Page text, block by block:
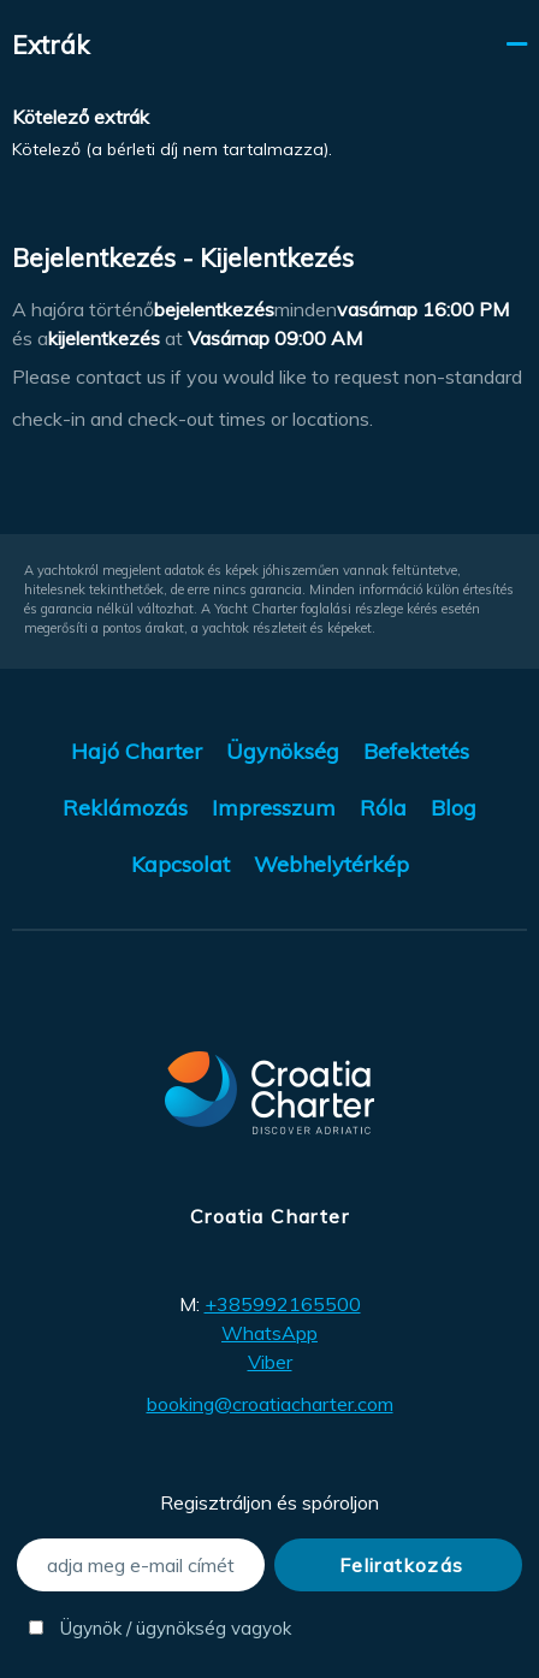
Extrák
Kötelező extrák
Kötelező (a bérleti díj nem tartalmazza).
Bejelentkezés - Kijelentkezés
A hajóra történőbejelentkezésmindenvasárnap 16:00 PM
és akijelentkezés at Vasárnap 09:00 AM
Please contact us if you would like to request non-standard
check-in and check-out times or locations.
A yachtokról megjelent adatok és képek jóhiszeműen vannak feltüntetve,
hitelesnek tekinthetőek, de erre nincs garancia. Minden információ külön értesítés
és garancia nélkül változhat. A Yacht Charter foglalási részlege kérés esetén
megerősíti a pontos árakat, a yachtok részleteit és képeket.
Hajó Charter Ügynökség Befektetés
Reklámozás Impresszum Róla Blog
Kapcsolat Webhelytérkép
Croatia Charter
M: +385992165500
WhatsApp
Viber
booking@croatiacharter.com
Regisztráljon és spóroljon
Ügynök / ügynökség vagyok